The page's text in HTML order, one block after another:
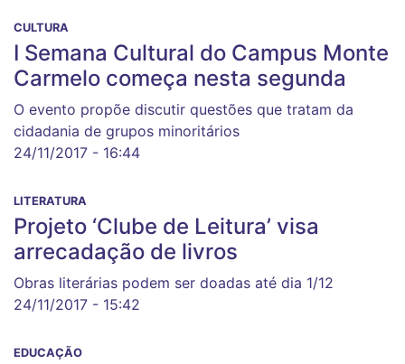
CULTURA
I Semana Cultural do Campus Monte
Carmelo começa nesta segunda
O evento propõe discutir questões que tratam da
cidadania de grupos minoritários
24/11/2017 - 16:44
LITERATURA
Projeto ‘Clube de Leitura’ visa
arrecadação de livros
Obras literárias podem ser doadas até dia 1/12
24/11/2017 - 15:42
EDUCAÇÃO